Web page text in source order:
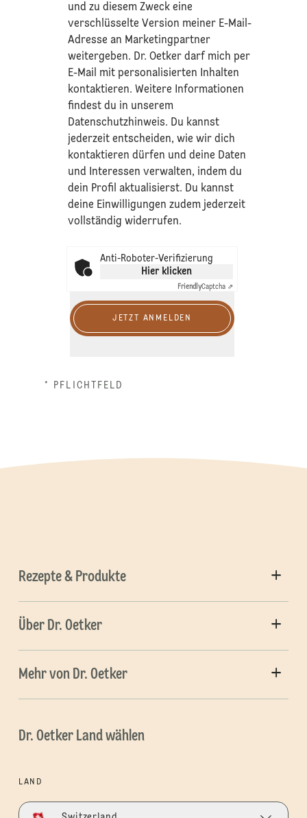
und zu diesem Zweck eine
verschlüsselte Version meiner E-Mail-
Adresse an Marketingpartner
weitergeben. Dr. Oetker darf mich per
E-Mail mit personalisierten Inhalten
kontaktieren. Weitere Informationen
findest du in unserem
Datenschutzhinweis. Du kannst
jederzeit entscheiden, wie wir dich
kontaktieren dürfen und deine Daten
und Interessen verwalten, indem du
dein Profil aktualisierst. Du kannst
deine Einwilligungen zudem jederzeit
vollständig widerrufen.
Anti-Roboter-Verifizierung
Hier klicken
FriendlyCaptcha ⇗
JETZT ANMELDEN
* PFLICHTFELD
Rezepte & Produkte
Über Dr. Oetker
Mehr von Dr. Oetker
Dr. Oetker Land wählen
LAND